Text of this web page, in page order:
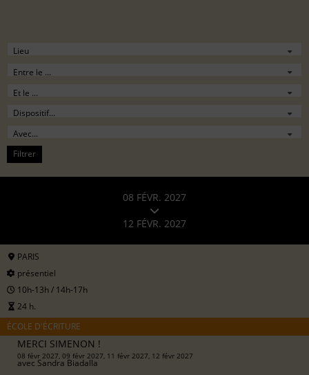
Filtrer
08 FÉVR. 2027
12 FÉVR. 2027
PARIS
présentiel
10h-13h / 14h-17h
24 h.
ÉCOLE D'ÉCRITURE
MERCI SIMENON !
08 févr 2027, 09 févr 2027, 11 févr 2027, 12 févr 2027
avec Sandra Biadalla